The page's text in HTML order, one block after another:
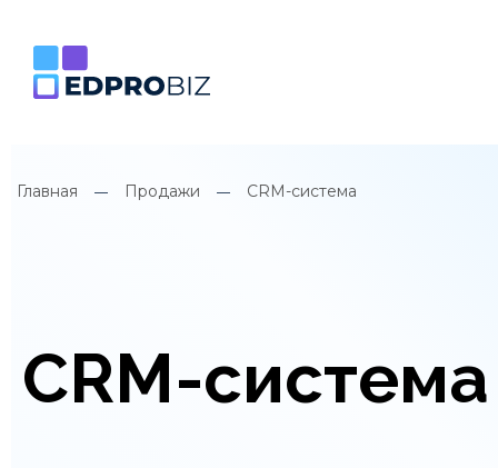
Главная Продажи CRM-система
CRM-система